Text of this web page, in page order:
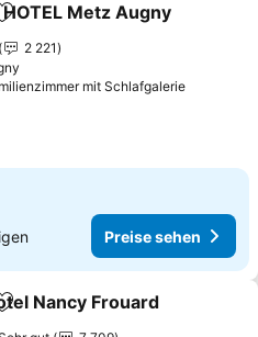
Zu Favoriten hinzufügen
HOTEL Metz Augny
2 221
mit Schlafgalerie
Preise sehen
Zu Favoriten hinzufügen
Nancy Frouard